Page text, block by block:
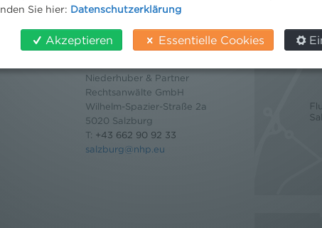
Niederhuber & Partner
Rechtsanwälte GmbH
Wilhelm-Spazier-Straße 2a
5020 Salzburg
T: +43 662 90 92 33
salzburg@nhp.eu
Sie hier: Datenschutzerklärung
Akzeptieren Essentielle Cookies